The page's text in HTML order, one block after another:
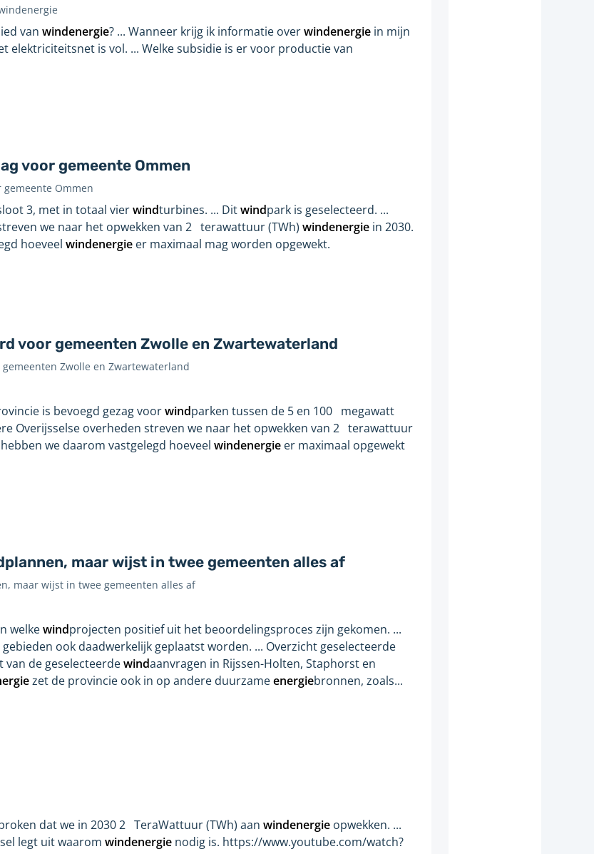
van windenergie? ... Wanneer krijg ik informatie overwindenergiein mijn
elektriciteitsnet is vol. ... Welke subsidie is er voor productie van
voor gemeente Ommen
Ommen
3, met in totaal vierwindturbines. ... Ditwindpark is geselecteerd. ...
we naar het opwekken van 2 terawattuur (TWh) windenergiein 2030.
hoeveel windenergieer maximaal mag worden opgewekt.
voor gemeenten Zwolle en Zwartewaterland
Zwolle en Zwartewaterland
is bevoegd gezag voorwindparken tussen de 5 en 100 megawatt
Overijsselse overheden streven we naar het opwekken van 2 terawattuur
we daarom vastgelegd hoeveel windenergieer maximaal opgewekt
maar wijst in twee gemeenten alles af
maar wijst in twee gemeenten alles af
welkewindprojecten positief uit het beoordelingsproces zijn gekomen. ...
ook daadwerkelijk geplaatst worden. ... Overzicht geselecteerde
van de geselecteerdewindaanvragen in Rijssen-Holten, Staphorst en
zet de provincie ook in op andere duurzameenergiebronnen, zoals...
dat we in 2030 2 TeraWattuur (TWh) aan windenergieopwekken. ...
legt uit waarom windenergienodig is. https://www.youtube.com/watch?